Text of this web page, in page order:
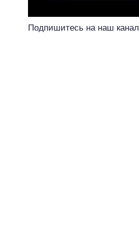
Подпишитесь на наш канал